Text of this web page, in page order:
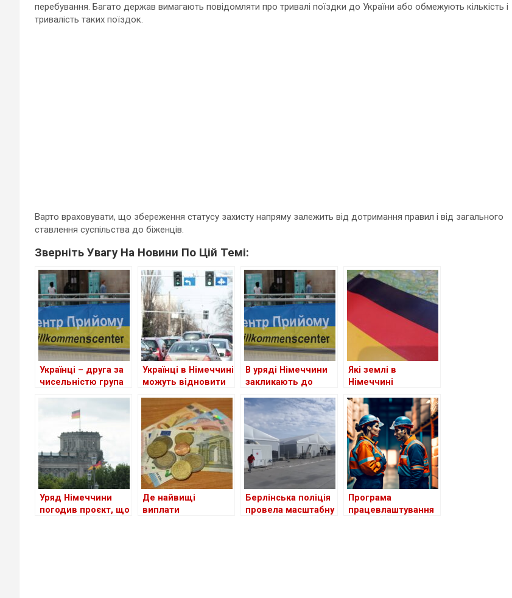
перебування. Багато держав вимагають повідомляти про тривалі поїздки до України або обмежують кількість і
тривалість таких поїздок.
Варто враховувати, що збереження статусу захисту напряму залежить від дотримання правил і від загального
ставлення суспільства до біженців.
Зверніть Увагу На Новини По Цій Темі:
Українці – друга за
чисельністю група
Українці в Німеччині
можуть відновити
посвідчення водія
В уряді Німеччини
закликають до
для шукачів
притулку: чи
стосується це
українців?
Які землі в
Німеччині
біженців із України
станом на сьогодні
Уряд Німеччини
погодив проєкт, що
Де найвищі
виплати
Берлінська поліція
провела масштабну
Програма
працевлаштування